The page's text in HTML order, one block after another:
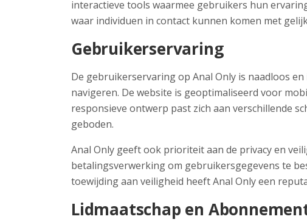
interactieve tools waarmee gebruikers hun
waar individuen in contact kunnen komen met
Gebruikerservaring
De gebruikerservaring op Anal Only is naadloos
navigeren. De website is geoptimaliseerd voor
responsieve ontwerp past zich aan verschillende
geboden.
Anal Only geeft ook prioriteit aan de privacy en
betalingsverwerking om gebruikersgegevens te
toewijding aan veiligheid heeft Anal Only een
Lidmaatschap en